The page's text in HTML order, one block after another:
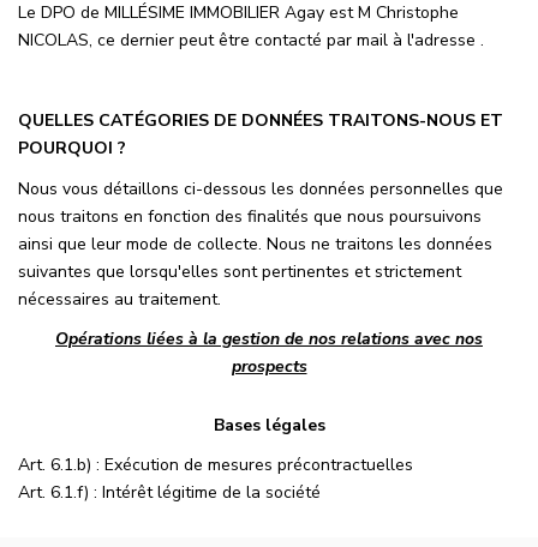
Le DPO de MILLÉSIME IMMOBILIER Agay est M Christophe
NICOLAS, ce dernier peut être contacté par mail à l'adresse .
QUELLES CATÉGORIES DE DONNÉES TRAITONS-NOUS ET
POURQUOI ?
Nous vous détaillons ci-dessous les données personnelles que
nous traitons en fonction des finalités que nous poursuivons
ainsi que leur mode de collecte. Nous ne traitons les données
suivantes que lorsqu'elles sont pertinentes et strictement
nécessaires au traitement.
Opérations liées à la gestion de nos relations avec nos
prospects
Bases légales
Art. 6.1.b) : Exécution de mesures précontractuelles
Art. 6.1.f) : Intérêt légitime de la société